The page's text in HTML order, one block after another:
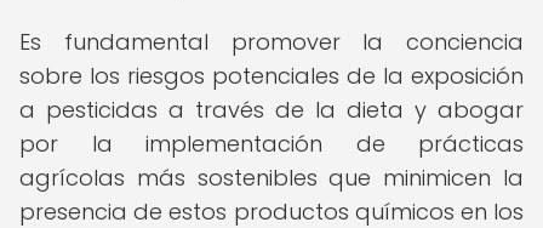
Es fundamental promover la conciencia
sobre los riesgos potenciales de la exposición
a pesticidas a través de la dieta y abogar
por la implementación de prácticas
agrícolas más sostenibles que minimicen la
presencia de estos productos químicos en los